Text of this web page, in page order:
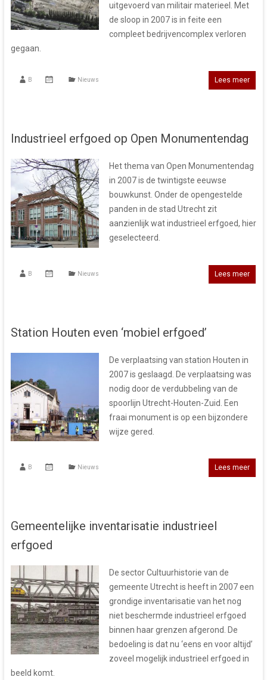
uitgevoerd van militair materieel. Met
de sloop in 2007 is in feite een
compleet bedrijvencomplex verloren
gegaan.
B Nieuws Lees meer
Industrieel erfgoed op Open Monumentendag
Het thema van Open Monumentendag
in 2007 is de twintigste eeuwse
bouwkunst. Onder de opengestelde
panden in de stad Utrecht zit
aanzienlijk wat industrieel erfgoed, hier
geselecteerd.
B Nieuws Lees meer
Station Houten even ‘mobiel erfgoed’
De verplaatsing van station Houten in
2007 is geslaagd. De verplaatsing was
nodig door de verdubbeling van de
spoorlijn Utrecht-Houten-Zuid. Een
fraai monument is op een bijzondere
wijze gered.
B Nieuws Lees meer
Gemeentelijke inventarisatie industrieel
erfgoed
De sector Cultuurhistorie van de
gemeente Utrecht is heeft in 2007 een
grondige inventarisatie van het nog
niet beschermde industrieel erfgoed
binnen haar grenzen afgerond. De
bedoeling is dat nu ‘eens en voor altijd’
zoveel mogelijk industrieel erfgoed in
beeld komt.